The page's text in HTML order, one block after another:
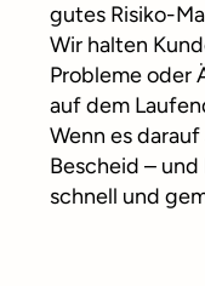
gutes Risiko-
Wir halten
Probleme oder
auf dem
Wenn es
Bescheid –
schnell und